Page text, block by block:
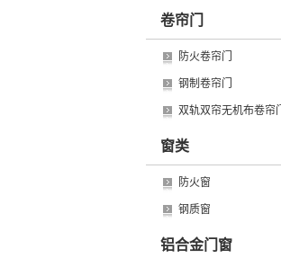
卷帘门
防火卷帘门
钢制卷帘门
双轨双帘无机布卷帘门
窗类
防火窗
钢质窗
铝合金门窗